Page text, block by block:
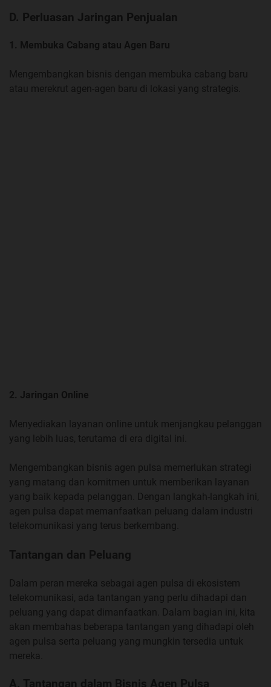
D. Perluasan Jaringan Penjualan
1. Membuka Cabang atau Agen Baru
Mengembangkan bisnis dengan membuka cabang baru
atau merekrut agen-agen baru di lokasi yang strategis.
2. Jaringan Online
Menyediakan layanan online untuk menjangkau pelanggan
yang lebih luas, terutama di era digital ini.
Mengembangkan bisnis agen pulsa memerlukan strategi
yang matang dan komitmen untuk memberikan layanan
yang baik kepada pelanggan. Dengan langkah-langkah ini,
agen pulsa dapat memanfaatkan peluang dalam industri
telekomunikasi yang terus berkembang.
Tantangan dan Peluang
Dalam peran mereka sebagai agen pulsa di ekosistem
telekomunikasi, ada tantangan yang perlu dihadapi dan
peluang yang dapat dimanfaatkan. Dalam bagian ini, kita
akan membahas beberapa tantangan yang dihadapi oleh
agen pulsa serta peluang yang mungkin tersedia untuk
mereka.
A. Tantangan dalam Bisnis Agen Pulsa